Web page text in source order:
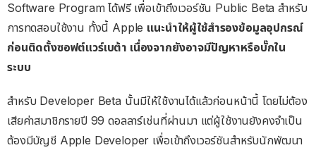
Software Program ได้ฟรี เพื่อเข้าถึงเวอร์ชัน Public Beta สำหรับ
การทดสอบใช้งาน ทั้งนี้ Apple แนะนำให้ผู้ใช้สำรองข้อมูลอุปกรณ์
ก่อนติดตั้งซอฟต์แวร์เบต้า เนื่องจากยังอาจมีปัญหาหรือบั๊กใน
ระบบ
สำหรับ Developer Beta นั้นมีให้ใช้งานได้แล้วก่อนหน้านี้ โดยไม่ต้อง
เสียค่าสมาชิกรายปี 99 ดอลลาร์เช่นที่ผ่านมา แต่ผู้ใช้งานยังคงจำเป็น
ต้องมีบัญชี Apple Developer เพื่อเข้าถึงเวอร์ชันสำหรับนักพัฒนา